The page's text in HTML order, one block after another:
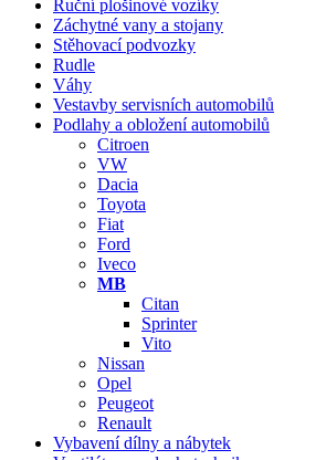
Ruční plošinové vozíky
Záchytné vany a stojany
Stěhovací podvozky
Rudle
Váhy
Vestavby servisních automobilů
Podlahy a obložení automobilů
Citroen
VW
Dacia
Toyota
Fiat
Ford
Iveco
MB
Citan
Sprinter
Vito
Nissan
Opel
Peugeot
Renault
Vybavení dílny a nábytek